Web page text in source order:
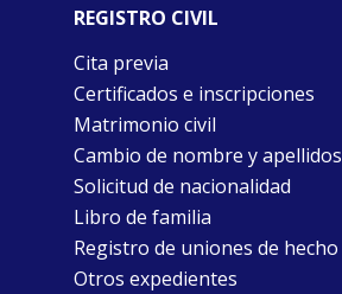
REGISTRO CIVIL
Cita previa
Certificados e inscripciones
Matrimonio civil
Cambio de nombre y apellidos
Solicitud de nacionalidad
Libro de familia
Registro de uniones de hecho
Otros expedientes